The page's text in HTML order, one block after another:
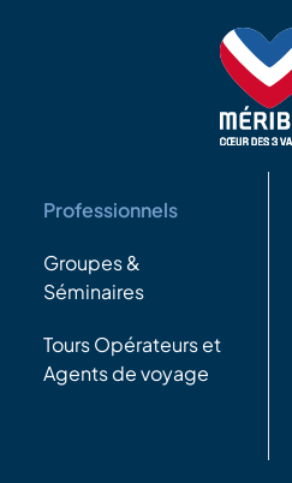
Professionnels
Groupes &
Séminaires
Tours Opérateurs et
Agents de voyage